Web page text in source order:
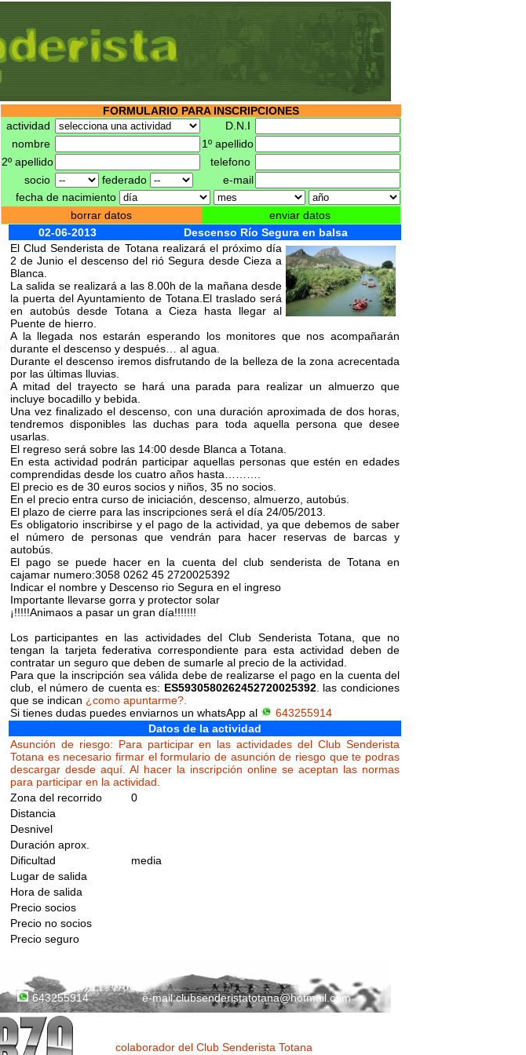
FORMULARIO PARA INSCRIPCIONES
actividad
D.N.I
nombre
1º apellido
2º apellido
telefono
socio
federado
e-mail
fecha de nacimiento
borrar datos
enviar datos
02-06-2013
Descenso Río Segura en balsa
El Clud Senderista de Totana realizará el próximo día
2 de Junio el descenso del rió Segura desde Cieza a
Blanca.
La salida se realizará a las 8.00h de la mañana desde
la puerta del Ayuntamiento de Totana.El traslado será
en autobús desde Totana a Cieza hasta llegar al
Puente de hierro.
A la llegada nos estarán esperando los monitores que nos acompañarán
durante el descenso y después… al agua.
Durante el descenso iremos disfrutando de la belleza de la zona acrecentada
por las últimas lluvias.
A mitad del trayecto se hará una parada para realizar un almuerzo que
incluye bocadillo y bebida.
Una vez finalizado el descenso, con una duración aproximada de dos horas,
tendremos disponibles las duchas para toda aquella persona que desee
usarlas.
El regreso será sobre las 14:00 desde Blanca a Totana.
En esta actividad podrán participar aquellas personas que estén en edades
comprendidas desde los cuatro años hasta……….
El precio es de 30 euros socios y niños, 35 no socios.
En el precio entra curso de iniciación, descenso, almuerzo, autobús.
El plazo de cierre para las inscripciones será el día 24/05/2013.
Es obligatorio inscribirse y el pago de la actividad, ya que debemos de saber
el número de personas que vendrán para hacer reservas de barcas y
autobús.
El pago se puede hacer en la cuenta del club senderista de Totana en
cajamar numero:3058 0262 45 2720025392
Indicar el nombre y Descenso rio Segura en el ingreso
Importante llevarse gorra y protector solar
¡!!!!!Animaos a pasar un gran día!!!!!!!
Los participantes en las actividades del Club Senderista Totana, que no
tengan la tarjeta federativa correspondiente para esta actividad deben de
contratar un seguro que deben de sumarle al precio de la actividad.
Para que la inscripción sea válida debe de realizarse el pago en la cuenta del
club, el número de cuenta es: ES5930580262452720025392. las condiciones
que se indican ¿como apuntarme?.
Si tienes dudas puedes enviarnos un whatsApp al
643255914
Datos de la actividad
Asunción de riesgo: Para participar en las actividades del Club Senderista
Totana es necesario firmar el formulario de asunción de riesgo que te podras
descargar desde aquí. Al hacer la inscripción online se aceptan las normas
para participar en la actividad.
Zona del recorrido
0
Distancia
Desnivel
Duración aprox.
Dificultad
media
Lugar de salida
Hora de salida
Precio socios
Precio no socios
Precio seguro
643255914 e-mail:clubsenderistatotana@hotmail.com
colaborador del Club Senderista Totana